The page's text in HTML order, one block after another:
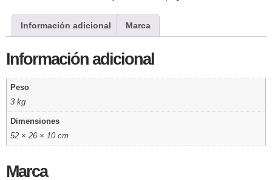
Información adicional Marca
Información adicional
Peso
3 kg
Dimensiones
52 × 26 × 10 cm
Marca